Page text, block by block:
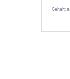
Gehalt: